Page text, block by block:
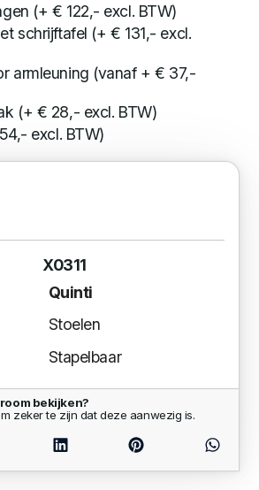
(+ € 122,- excl. BTW)
schrijftafel (+ € 131,- excl.
armleuning (vanaf + € 37,-
(+ € 28,- excl. BTW)
excl. BTW)
X0311
Quinti
Stoelen
Stapelbaar
bekijken?
zeker te zijn dat deze aanwezig is.